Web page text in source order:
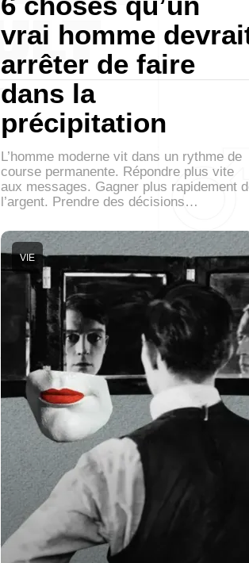
vrai homme
arrêter de faire
dans la
précipitation
L’homme moderne vit dans un rythme de
course permanente. Répondre plus vite
aux messages. Gagner plus rapidement
l’argent. Prendre des décisions…
VIE